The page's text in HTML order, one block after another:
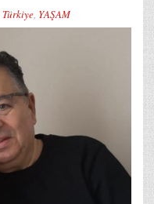
Türkiye, YAŞAM